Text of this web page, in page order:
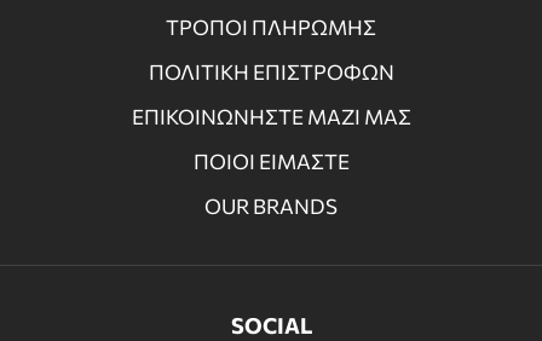
ΤΡΟΠΟΙ ΠΛΗΡΩΜΗΣ
ΠΟΛΙΤΙΚΗ ΕΠΙΣΤΡΟΦΩΝ
ΕΠΙΚΟΙΝΩΝΗΣΤΕ ΜΑΖΙ ΜΑΣ
ΠΟΙΟΙ ΕΙΜΑΣΤΕ
OUR BRANDS
SOCIAL